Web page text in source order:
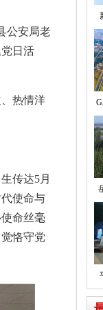
公安局老
日活
热情洋
传达5月
使命与
命丝毫
恪守党